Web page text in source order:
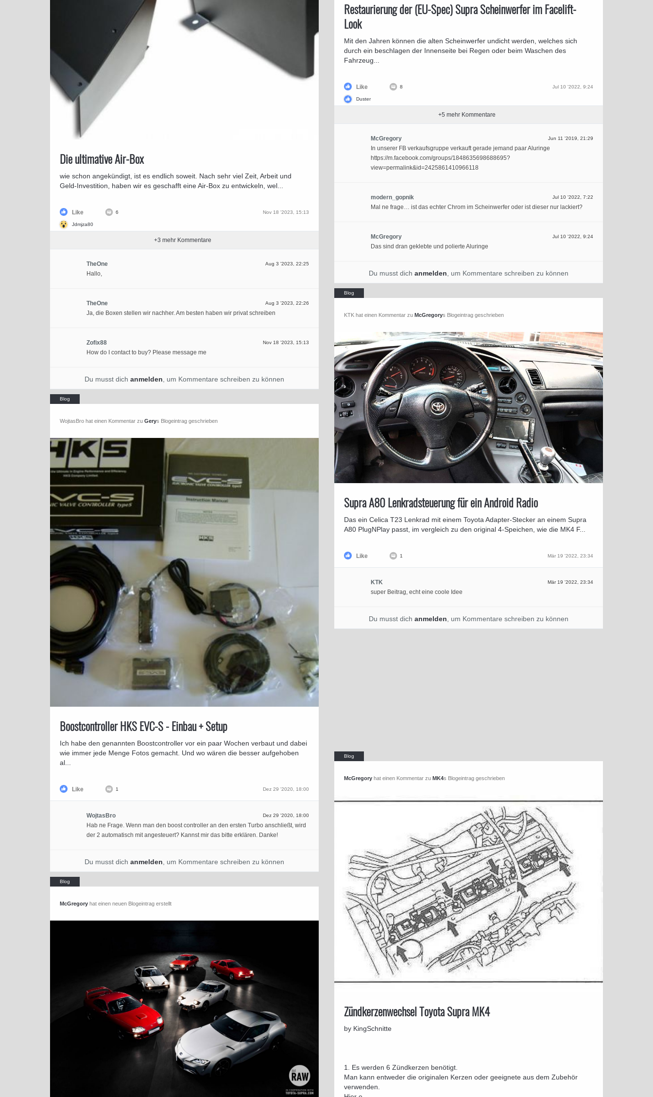
⁣Die ultimative Air-Box
wie schon angekündigt, ist es endlich soweit. Nach sehr viel Zeit, Arbeit und
Geld-Investition, haben wir es geschafft eine Air-Box zu entwickeln, wel...
Nov 18 '2023, 15:13
Like
Jdmjza80
6
+3 mehr Kommentare
Aug 3 '2023, 22:25
TheOne
Hallo,
Aug 3 '2023, 22:26
TheOne
Ja, die Boxen stellen wir nachher. Am besten haben wir privat schreiben
Nov 18 '2023, 15:13
Zofix88
How do I contact to buy? Please message me
Du musst dich anmelden , um Kommentare schreiben zu können
Restaurierung der (EU-Spec) Supra Scheinwerfer im Facelift-
Look
Mit den Jahren können die alten Scheinwerfer undicht werden, welches sich
durch ein beschlagen der Innenseite bei Regen oder beim Waschen des
Fahrzeug...
Jul 10 '2022, 9:24
Like
Duster
8
+5 mehr Kommentare
Jun 11 '2019, 21:29
McGregory
In unserer FB verkaufsgruppe verkauft gerade jemand paar Aluringe
⁣https://m.facebook.com/groups/1848635698688695?
view=permalink&id=2425861410966118
Jul 10 '2022, 7:22
modern_gopnik
Mal ne frage… ist das echter Chrom im Scheinwerfer oder ist dieser nur lackiert?
Jul 10 '2022, 9:24
McGregory
Das sind dran geklebte und polierte Aluringe
Du musst dich anmelden , um Kommentare schreiben zu können
KTK hat einen Kommentar zu McGregorys Blogeintrag geschrieben
Supra A80 Lenkradsteuerung für ein Android Radio
Das ein Celica T23 Lenkrad mit einem Toyota Adapter-Stecker an einem Supra
A80 PlugNPlay passt, im vergleich zu den original 4-Speichen, wie die MK4 F...
Mär 19 '2022, 23:34
Like 1
Mär 19 '2022, 23:34
KTK
super Beitrag, echt eine coole Idee
Du musst dich anmelden , um Kommentare schreiben zu können
WojtasBro hat einen Kommentar zu Gerys Blogeintrag geschrieben
⁣Boostcontroller HKS EVC-S - Einbau + Setup
Ich habe den genannten Boostcontroller vor ein paar Wochen verbaut und dabei
wie immer jede Menge Fotos gemacht. Und wo wären die besser aufgehoben
al...
Dez 29 '2020, 18:00
Like 1
Dez 29 '2020, 18:00
WojtasBro
Hab ne Frage. Wenn man den boost controller an den ersten Turbo anschließt, wird
der 2 automatisch mit angesteuert? Kannst mir das bitte erklären. Danke!
Du musst dich anmelden , um Kommentare schreiben zu können
McGregory hat einen Kommentar zu MK4s Blogeintrag geschrieben
Zündkerzenwechsel Toyota Supra MK4
by KingSchnitte
1. Es werden 6 Zündkerzen benötigt.
Man kann entweder die originalen Kerzen oder geeignete aus dem Zubehör
verwenden.
McGregory hat einen neuen Blogeintrag erstellt